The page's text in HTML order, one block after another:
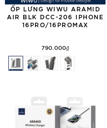
ỐP LƯNG WIWU ARAMID
AIR BLK DCC-206 IPHONE
16PRO/16PROMAX
790.000₫